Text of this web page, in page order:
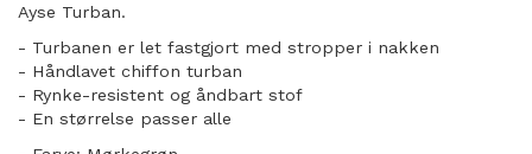
Ayse Turban.
- Turbanen er let fastgjort med stropper i nakken
- Håndlavet chiffon turban
- Rynke-resistent og åndbart stof
​- En størrelse passer alle